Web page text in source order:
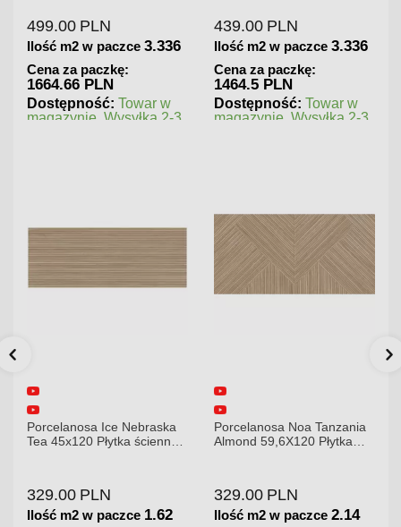
439.00 PLN
Ilość m2 w paczce 3.336
Cena za paczkę:
1464.5 PLN
Dostępność: Towar w
magazynie. Wysyłka 2-3
180.00 PLN
Ilość m2 w paczce 1.125
Cena za paczkę:
202.5 PLN
Dostępność: Towar w
magazynie. Wysyłka 2-3
Porcelanosa Noa Tanzania
Almond 59,6X120 Płytka
329.00 PLN
Ilość m2 w paczce 2.14
Porcelanosa Karachi Grey
120x120x8,5mm płytka
379.00 PLN
Ilość m2 w paczce 1.44